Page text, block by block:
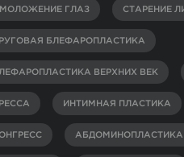
ГЛАЗ СТАРЕНИЕ
БЛЕФАРОПЛАСТИКА
ВЕРХНИХ ВЕК
ИНТИМНАЯ ПЛАСТИКА
АБДОМИНОПЛАСТИКА